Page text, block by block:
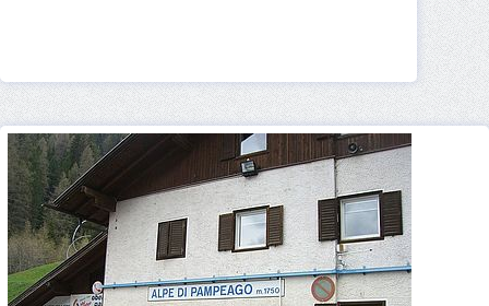
Pampeago per bambini Dove parcheggiare a Pampeago
Pampeago dove dormire Pampeago dove mangiare
Dintorni di Pampeago Cosa fare a Pampeago d'inverno
Cosa fare a Pampeago d'estate Cosa fare a Pampeago
Cosa vedere a Pampeago Webcam Pampeago
Come raggiungere Pampeago Come arrivare a Pampeago